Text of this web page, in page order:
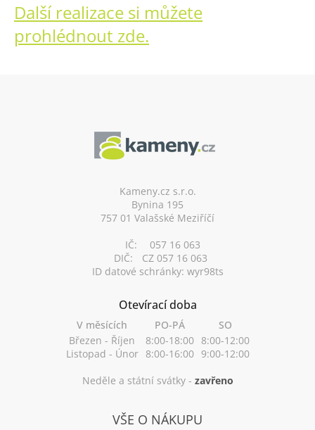
Další realizace si můžete
prohlédnout zde.
Kameny.cz s.r.o.
Bynina 195
757 01 Valašské Meziříčí
IČ:
057 16 063
DIČ:
CZ 057 16 063
ID datové schránky: wyr98ts
Otevírací doba
V měsících PO-PÁ
SO
Březen - Říjen
8:00-18:00 8:00-12:00
Listopad - Únor 8:00-16:00 9:00-12:00
Neděle a státní svátky - zavřeno
VŠE O NÁKUPU